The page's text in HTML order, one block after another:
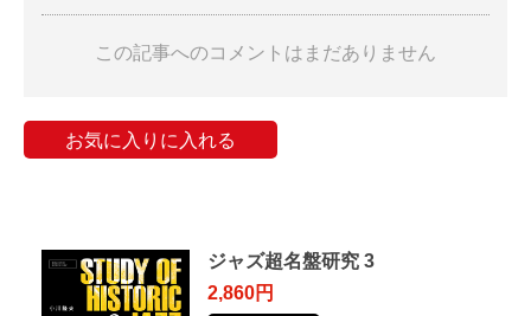
この記事へのコメントはまだありません
お気に入りに入れる
ジャズ超名盤研究 3
2,860円